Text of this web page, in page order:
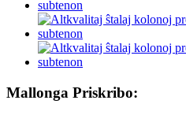
Mallonga Priskribo: